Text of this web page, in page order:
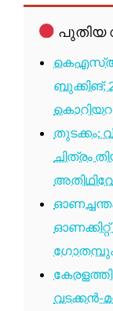
പുതിയ
ബുക്കിങ്;
തുടക്കം:
ചിത്രം
ഗോതമ്പും
വടക്കൻ-